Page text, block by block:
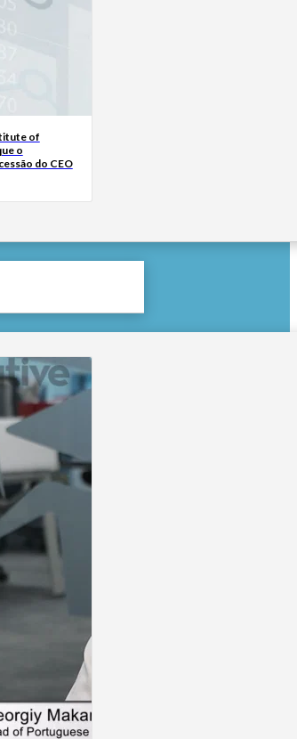
of
o
do CEO